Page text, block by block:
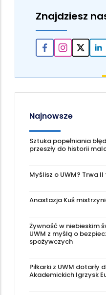
Znajdziesz
Najnowsze
Sztuka popełniania
przeszły do historii
Myślisz o UWM? Trwa
Anastazja Kuś
Żywność w niebieskim
UWM z myślą o
spożywczych
Piłkarki z UWM dotarły
Akademickich Igrzysk